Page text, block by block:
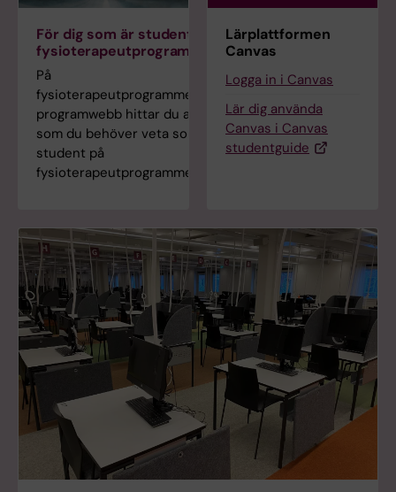
För dig som är student på
fysioterapeutprogrammet
På
fysioterapeutprogrammets
programwebb hittar du allt
som du behöver veta som
student på
fysioterapeutprogrammet.
Lärplattformen
Canvas
Logga in i Canvas
Lär dig använda
Canvas i Canvas
studentguide